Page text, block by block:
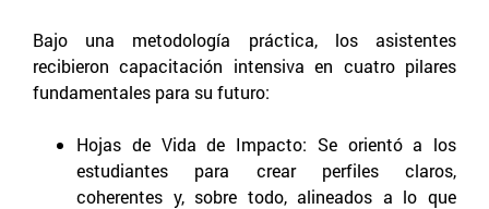
Bajo una metodología práctica, los asistentes
recibieron capacitación intensiva en cuatro pilares
fundamentales para su futuro:
Hojas de Vida de Impacto: Se orientó a los
estudiantes para crear perfiles claros,
coherentes y, sobre todo, alineados a lo que